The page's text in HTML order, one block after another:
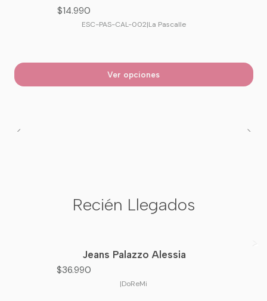
$14.990
ESC-PAS-CAL-002|La Pascalle
Ver opciones
Recién Llegados
Jeans Palazzo Alessia
$36.990
|DoReMi